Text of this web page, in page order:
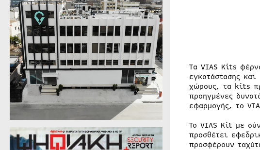
Τα VIAS Kits
εγκατάστασης
χώρους, τα kits
προηγμένες
εφαρμογής, το
Το VIAS Kit με
προσθέτει
προσφέρουν